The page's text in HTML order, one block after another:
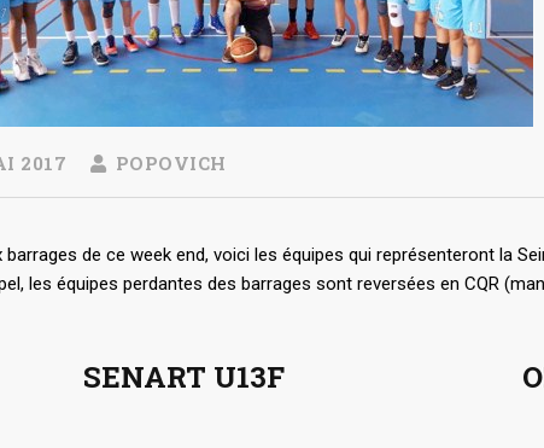
2017 POPOVICH
barrages de ce week end, voici les équipes qui représenteront la
les équipes perdantes des barrages sont reversées en CQR
SENART U13F